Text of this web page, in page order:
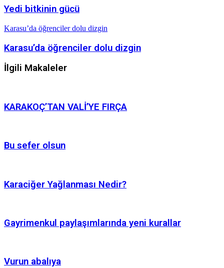
Yedi bitkinin gücü
Karasu’da öğrenciler dolu dizgin
Karasu’da öğrenciler dolu dizgin
İlgili Makaleler
KARAKOÇ’TAN VALİ’YE FIRÇA
Bu sefer olsun
Karaciğer Yağlanması Nedir?
Gayrimenkul paylaşımlarında yeni kurallar
Vurun abalıya